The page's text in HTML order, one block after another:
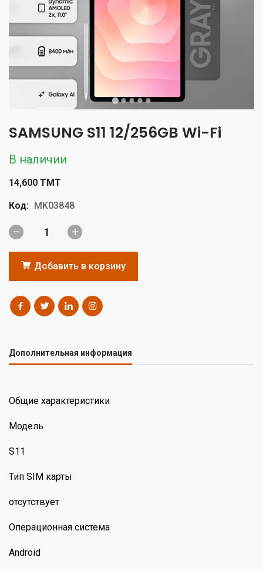
SAMSUNG S11 12/256GB Wi-Fi
В наличии
14,600 TMT
Код: MK03848
Добавить в корзину
Дополнительная информация
Общие характеристики
Модель
S11
Тип SIM карты
отсутствует
Операционная система
Android